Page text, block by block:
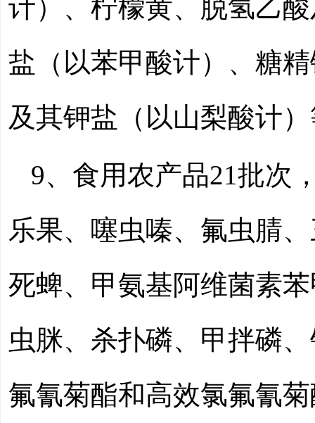
计）、柠檬黄、脱氢乙
盐（以苯甲酸计）、糖
及其钾盐（以山梨酸计
9、食用农产品21批次
乐果、噻虫嗪、氟虫腈
死蜱、甲氨基阿维菌素
虫脒、杀扑磷、甲拌磷
氟氰菊酯和高效氯氟氰